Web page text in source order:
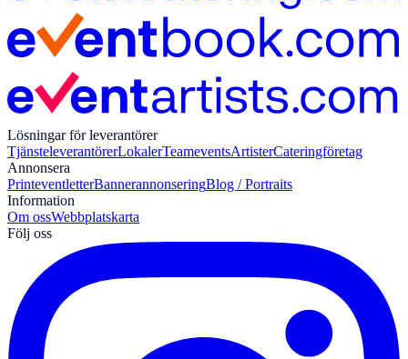
Lösningar för leverantörer
TjänsteleverantörerLokalerTeameventsArtisterCateringföretag
Annonsera
PrinteventletterBannerannonseringBlog / Portraits
Information
Om ossWebbplatskarta
Följ oss